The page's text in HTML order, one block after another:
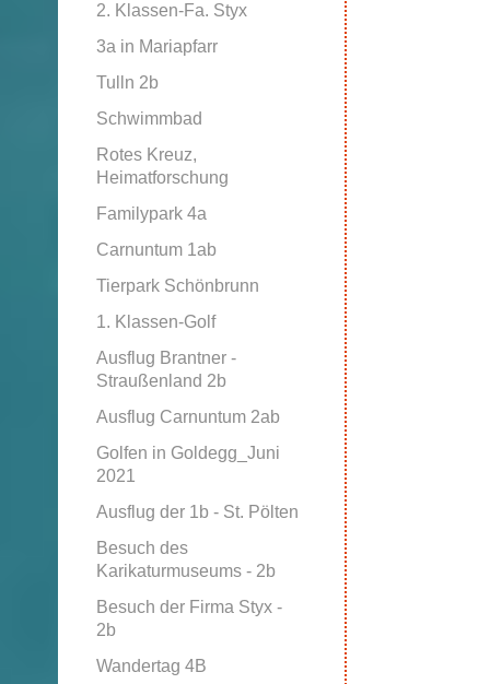
2. Klassen-Fa. Styx
3a in Mariapfarr
Tulln 2b
Schwimmbad
Rotes Kreuz,
Heimatforschung
Familypark 4a
Carnuntum 1ab
Tierpark Schönbrunn
1. Klassen-Golf
Ausflug Brantner -
Straußenland 2b
Ausflug Carnuntum 2ab
Golfen in Goldegg_Juni
2021
Ausflug der 1b - St. Pölten
Besuch des
Karikaturmuseums - 2b
Besuch der Firma Styx -
2b
Wandertag 4B